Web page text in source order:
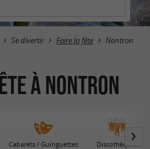
Se divertir Faire la fête Nontron
à Nontron
Cabarets / Guinguettes Discothèques